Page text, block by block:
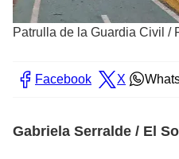
Patrulla de la Guardia Civil /
Facebook X
Gabriela Serralde / El